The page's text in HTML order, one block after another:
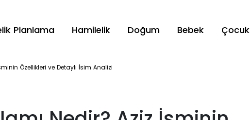
Planlama Hamilelik Doğum Bebek Çocuk
Özellikleri ve Detaylı İsim Analizi